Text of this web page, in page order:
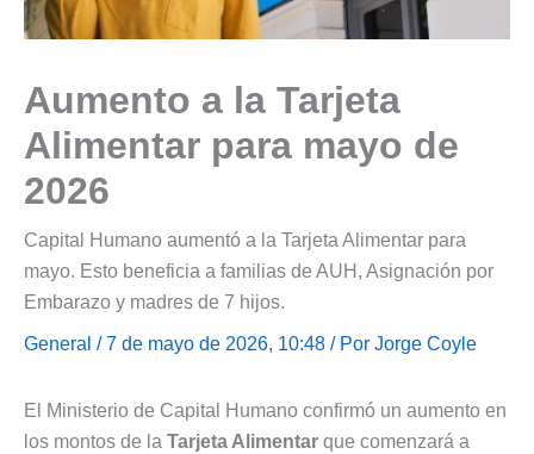
Aumento a la Tarjeta
Alimentar para mayo de
2026
Capital Humano aumentó a la Tarjeta Alimentar para
mayo. Esto beneficia a familias de AUH, Asignación por
Embarazo y madres de 7 hijos.
General / 7 de mayo de 2026, 10:48 / Por Jorge Coyle
El Ministerio de Capital Humano confirmó un aumento en
los montos de la Tarjeta Alimentar que comenzará a